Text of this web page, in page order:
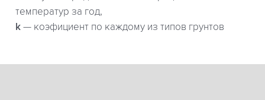
температур за год,
k — коэфициент по каждому из типов грунтов